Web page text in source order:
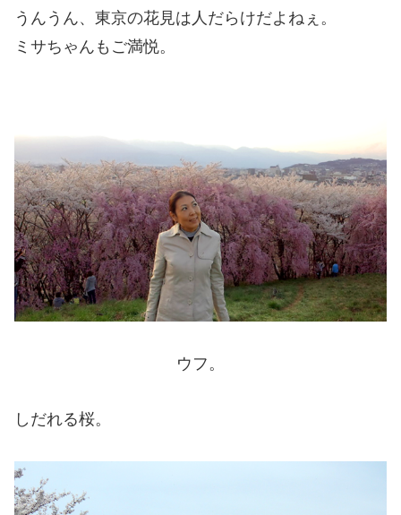
うんうん、東京の花見は人だらけだよねぇ。
ミサちゃんもご満悦。
ウフ。
しだれる桜。